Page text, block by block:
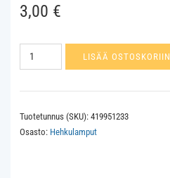
3,00 €
Hehkulamppu
E14
230V
60W
LISÄÄ OSTOSKORIIN
Tuotetunnus (SKU): 419951233
Osasto: Hehkulamput